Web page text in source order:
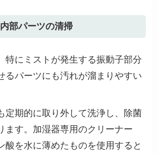
部パーツの清掃
特にミストが発生する振動子部分
るパーツにも汚れが溜まりやすい
定期的に取り外して洗浄し、除菌
ます。加湿器専用のクリーナー
酸を水に薄めたものを使用すると